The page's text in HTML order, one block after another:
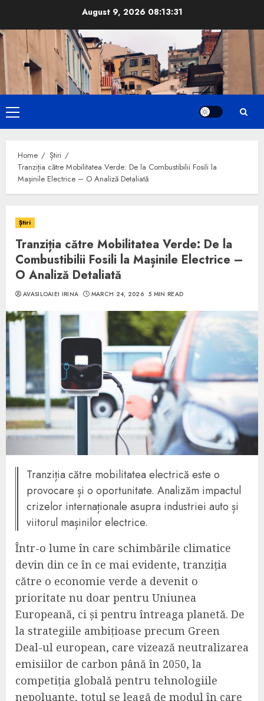
content
August 9, 2026 08:13:32
Primary
Menu
Home
Știri
Tranziția către Mobilitatea Verde: De la Combustibilii Fosili la
Mașinile Electrice – O Analiză Detaliată
Știri
Tranziția către Mobilitatea Verde: De la
Combustibilii Fosili la Mașinile Electrice –
O Analiză Detaliată
AVASILOAIEI IRINA MARCH 24, 2026 5 MIN READ
Tranziția către mobilitatea electrică este o
provocare și o oportunitate. Analizăm impactul
crizelor internaționale asupra industriei auto și
viitorul mașinilor electrice.
Într-o lume în care schimbările climatice
devin din ce în ce mai evidente, tranziția
către o economie verde a devenit o
prioritate nu doar pentru Uniunea
Europeană, ci și pentru întreaga planetă. De
la strategiile ambițioase precum Green
Deal-ul european, care vizează neutralizarea
emisiilor de carbon până în 2050, la
competiția globală pentru tehnologiile
nepoluante, totul se leagă de modul în care